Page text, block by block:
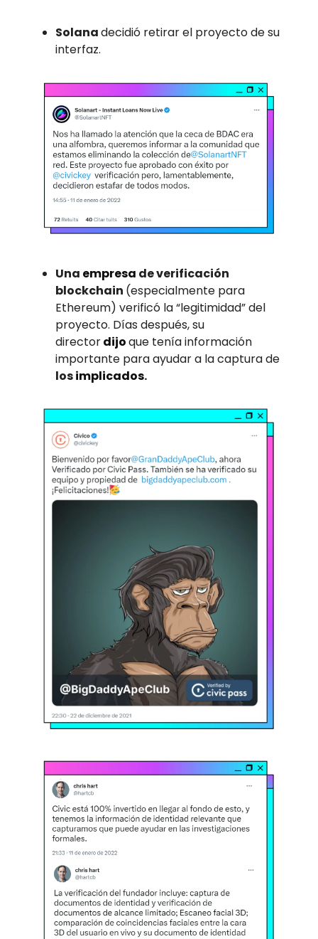
Solanadecidió retirar el proyecto de su
interfaz.
Una empresa de verificación
blockchain (especialmente para
Ethereum) verificó la “legitimidad” del
proyecto. Días después, su
directordijoque tenía información
importante para ayudar a la captura de
losimplicados.